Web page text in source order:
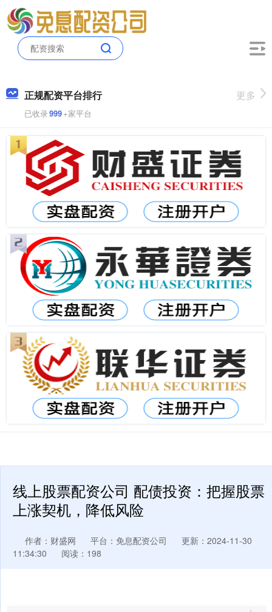
正规配资平台排行
已收录999+家平台
更多
线上股票配资公司 配债投资：把握股票
上涨契机，降低风险
作者：财盛网 平台：免息配资公司
更新：2024-11-30
11:34:30
阅读：198